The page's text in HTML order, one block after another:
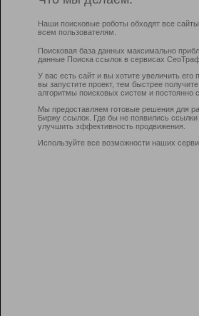
Наши поисковые роботы обходят все
всем пользователям.
Поисковая база данных максимально
данные Поиска ссылок в сервисах
У вас есть сайт и вы хотите увеличить
вы запустите проект, тем быстрее
алгоритмы поисковых систем и постоянно
Мы предоставляем готовые решения для
Биржу ссылок. Где бы не появились
улучшить эффективность продвижения.
Используйте все возможности наших